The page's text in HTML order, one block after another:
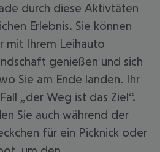
durch diese Aktivtäten
Erlebnis. Sie können
mit Ihrem Leihauto
genießen und sich
Sie am Ende landen. Ihr
„der Weg ist das Ziel“.
Sie auch während der
für ein Picknick oder